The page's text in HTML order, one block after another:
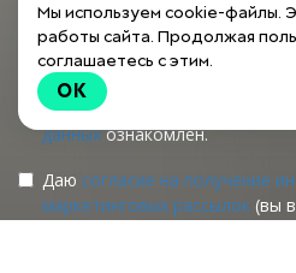
Я ознакомлен(-а) и согласен(-
оферты
Я даю согласие на обработку
СПолитикой обработки
данныхознакомлен.
Даю согласие на получение
маркетинговых рассылок (вы
Мы используем cookie-файлы.
работы сайта. Продолжая
соглашаетесь с этим.
OK